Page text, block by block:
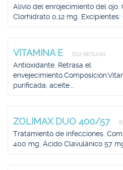
Alivio del enrojecimiento del ojo.
Clorhidrato 0,12 mg. Excipientes:
VITAMINA E 622 lecturas
Antioxidante. Retrasa el
purificada, aceite...
ZOLIMAX DUO 400/57
Tratamiento de infecciones.
400 mg, Ácido Clavulánico 57